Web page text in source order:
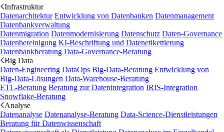
Infrastruktur
Datenarchitektur Entwicklung von Datenbanken Datenmanagement
Datenbankverwaltung
Datenmigration Datenmodernisierung Datenschutz Daten-Governance
Datenbereinigung KI-Beschriftung und Datenetikettierung
Datenbankberatung Data-Governance-Beratung
Big Data
Daten-Engineering DataOps Big-Data-Beratung Entwicklung von
Big-Data-Lösungen Data-Warehouse-Beratung
ETL-Beratung Beratung zur Datenintegration IRIS-Integration
Snowflake-Beratung
Analyse
Datenanalyse Datenanalyse-Beratung Data-Science-Dienstleistungen
Beratung für Datenwissenschaft